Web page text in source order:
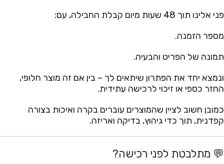
פני אלינו תוך 48 שעות מיום קבלת החבילה, עם:
מספר הזמנה.
תמונה של הפריט והבעיה.
ונמצא יחד את הפתרון שיתאים לך – בין אם זה מוצר חלופי,
החזר כספי או זיכוי לרכישה עתידית.
כמובן חשוב לציין שהמוצרים עוברים בקרה ואיכות בצורה
קפדנית, תוך כדי גיהוץ, בדיקה ואריזה.
💬 מתלבטת לפני רכישה?